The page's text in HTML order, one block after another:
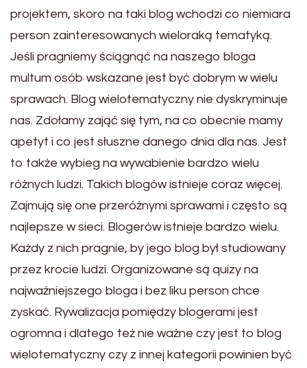
projektem, skoro na taki blog wchodzi co niemiara
person zainteresowanych wieloraką tematyką.
Jeśli pragniemy ściągnąć na naszego bloga
multum osób wskazane jest być dobrym w wielu
sprawach. Blog wielotematyczny nie dyskryminuje
nas. Zdołamy zająć się tym, na co obecnie mamy
apetyt i co jest słuszne danego dnia dla nas. Jest
to także wybieg na wywabienie bardzo wielu
różnych ludzi. Takich blogów istnieje coraz więcej.
Zajmują się one przeróżnymi sprawami i często są
najlepsze w sieci. Blogerów istnieje bardzo wielu.
Każdy z nich pragnie, by jego blog był studiowany
przez krocie ludzi. Organizowane są quizy na
najważniejszego bloga i bez liku person chce
zyskać. Rywalizacja pomiędzy blogerami jest
ogromna i dlatego też nie ważne czy jest to blog
wielotematyczny czy z innej kategorii powinien być